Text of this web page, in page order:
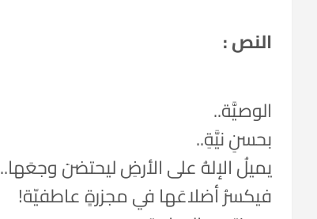
النص :
الوصيَّة..
بحسنِ نيَّةِ..
يميلُ الإلهُ على الأرضِ ليحتضنَ وجعَها..
فيكسرُ أضلاعَها في مجزرةٍ عاطفيّة!